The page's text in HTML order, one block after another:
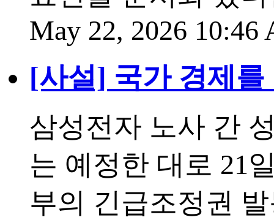
May 22, 2026 10:46
[사설] 국가 경제
삼성전자 노사 간
는 예정한 대로 21
부의 긴급조정권